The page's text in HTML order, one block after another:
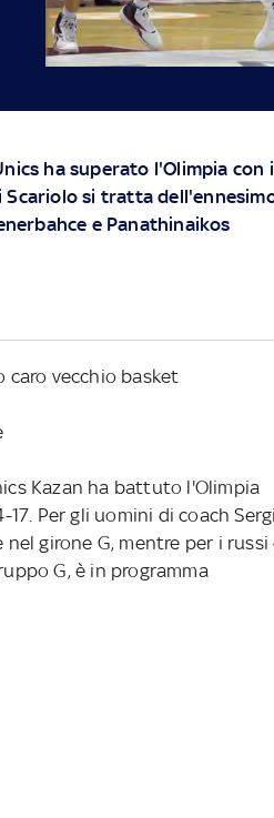
ha superato l'Olimpia con
Scariolo si tratta
e Panathinaikos
caro vecchio basket
Kazan ha battuto l'Olimpia
17. Per gli uomini di coach
girone G, mentre per i russi
G, è in programma